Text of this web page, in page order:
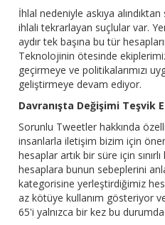
İhlal nedeniyle askıya
ihlali tekrarlayan suçlular var.
aydır tek başına bu tür
Teknolojinin ötesinde
geçirmeye ve politikalarımızı
geliştirmeye devam ediyor.
Davranışta Değişimi Teşvik
Sorunlu Tweetler hakkında
insanlarla iletişim bizim için
hesaplar artık bir süre için
hesaplara bunun sebeplerini
kategorisine yerleştirdiğimiz
az kötüye kullanım gösteriyor
65'i yalnızca bir kez bu